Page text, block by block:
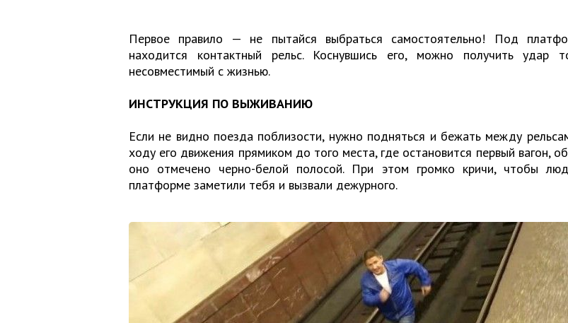
Первое правило — не пытайся выбраться самостоятельно! Под
находится контактный рельс. Коснувшись его, можно получить удар
несовместимый с жизнью.
ИНСТРУКЦИЯ ПО ВЫЖИВАНИЮ
Если не видно поезда поблизости, нужно подняться и бежать между
ходу его движения прямиком до того места, где остановится первый вагон,
оно отмечено черно-белой полосой. При этом громко кричи, чтобы
платформе заметили тебя и вызвали дежурного.